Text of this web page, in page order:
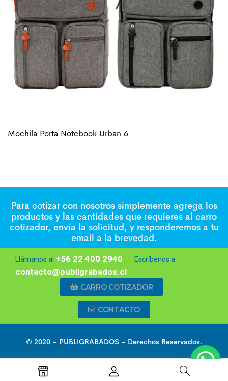
Mochila Porta Notebook Urban 6
Para cotizar con nosotros simplemente agrega los
productos y las cantidades que requieres al carro
cotizador, envía la solicitud, y responderemos a tu
email a la brevedad.
Llámanos al +56 22 400 2940 Escríbenos a
contacto@publigrabados.cl
CARRO COTIZADOR
CONTACTO
© 2020 – PUBLIGRABADOS – Derechos Reservados.